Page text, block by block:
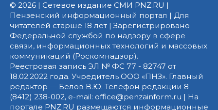
© 2026 | Сетевое издание СМИ PNZ.RU |
Пензенский информационный портал | Для
читателей старше 18 лет | Зарегистрировано
Федеральной службой по надзору в сфере
связи, информационных технологий и массовых
коммуникаций (Роскомнадзор).
Реестровая запись ЭЛ № ФС 77 - 82747 от
18.02.2022 года. Учредитель ООО «ПНЗ». Главный
редактор — Белов В.Ю. Телефон редакции 8
(8412) 238-002, e-mail: office@penzainform.ru | На
портале PNZ.RU размещаются информационные